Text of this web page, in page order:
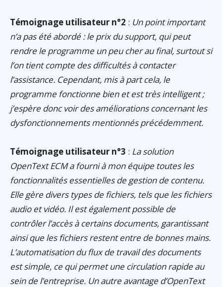
Témoignage utilisateur n°2 : Un point important
n’a pas été abordé : le prix du support, qui peut
rendre le programme un peu cher au final, surtout si
l’on tient compte des difficultés à contacter
l’assistance. Cependant, mis à part cela, le
programme fonctionne bien et est très intelligent ;
j’espère donc voir des améliorations concernant les
dysfonctionnements mentionnés précédemment.
Témoignage utilisateur n°3 : La solution
OpenText ECM a fourni à mon équipe toutes les
fonctionnalités essentielles de gestion de contenu.
Elle gère divers types de fichiers, tels que les fichiers
audio et vidéo. Il est également possible de
contrôler l’accès à certains documents, garantissant
ainsi que les fichiers restent entre de bonnes mains.
L’automatisation du flux de travail des documents
est simple, ce qui permet une circulation rapide au
sein de l’entreprise. Un autre avantage d’OpenText